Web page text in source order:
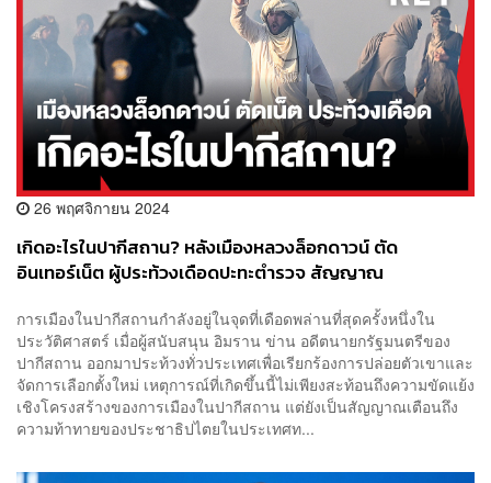
26 พฤศจิกายน 2024
เกิดอะไรในปากีสถาน? หลังเมืองหลวงล็อกดาวน์ ตัด
อินเทอร์เน็ต ผู้ประท้วงเดือดปะทะตำรวจ สัญญาณ
การเมืองในปากีสถานกำลังอยู่ในจุดที่เดือดพล่านที่สุดครั้งหนึ่งใน
ประวัติศาสตร์ เมื่อผู้สนับสนุน อิมราน ข่าน อดีตนายกรัฐมนตรีของ
ปากีสถาน ออกมาประท้วงทั่วประเทศเพื่อเรียกร้องการปล่อยตัวเขาและ
จัดการเลือกตั้งใหม่ เหตุการณ์ที่เกิดขึ้นนี้ไม่เพียงสะท้อนถึงความขัดแย้ง
เชิงโครงสร้างของการเมืองในปากีสถาน แต่ยังเป็นสัญญาณเตือนถึง
ความท้าทายของประชาธิปไตยในประเทศท...